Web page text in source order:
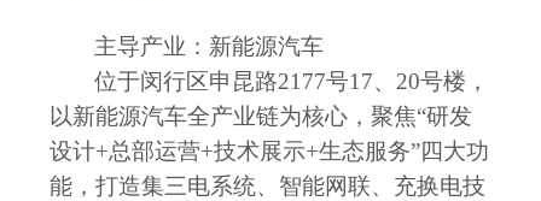
主导产业：新能源汽车
位于闵行区申昆路2177号17、20号楼，
以新能源汽车全产业链为核心，聚焦“研发
设计+总部运营+技术展示+生态服务”四大功
能，打造集三电系统、智能网联、充换电技